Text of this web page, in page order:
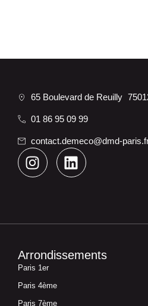
65 Boulevard de Reuilly
01 86 95 09 99
contact.demeco@dmd-
Arrondissements
Paris 1er
Paris 4ème
Paris 7ème